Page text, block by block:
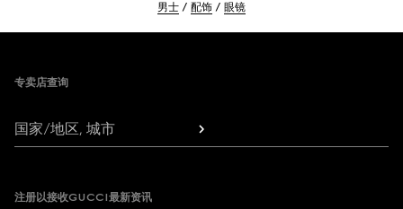
男士 配饰 眼镜
专卖店查询
国家/地区, 城市
注册以接收GUCCI最新资讯